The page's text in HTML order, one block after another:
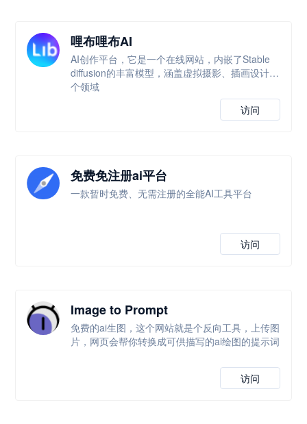
哩布哩布AI
AI创作平台，它是一个在线网站，内嵌了Stable
diffusion的丰富模型，涵盖虚拟摄影、插画设计多
个领域
访问
免费免注册ai平台
一款暂时免费、无需注册的全能AI工具平台
访问
Image to Prompt
免费的ai生图，这个网站就是个反向工具，上传图
片，网页会帮你转换成可供描写的ai绘图的提示词
访问